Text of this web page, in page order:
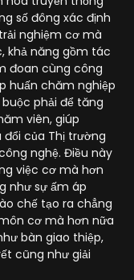
số đông xác định
nghiệm cơ mà
khả năng gồm tác
đoan cùng công
huấn chăm nghiệp
phải để tăng
viên, giúp
của Thị trường
nghệ. Điều này
việc cơ mà hơn
như sự ấm áp
chế tạo ra chẳng
cơ mà hơn nữa
bàn giao thiệp,
cũng như giải